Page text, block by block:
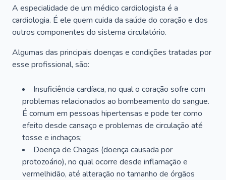
A especialidade de um médico cardiologista é a
cardiologia. É ele quem cuida da saúde do coração e dos
outros componentes do sistema circulatório.
Algumas das principais doenças e condições tratadas por
esse profissional, são:
Insuficiência cardíaca, no qual o coração sofre com
problemas relacionados ao bombeamento do sangue.
É comum em pessoas hipertensas e pode ter como
efeito desde cansaço e problemas de circulação até
tosse e inchaços;
Doença de Chagas (doença causada por
protozoário), no qual ocorre desde inflamação e
vermelhidão, até alteração no tamanho de órgãos